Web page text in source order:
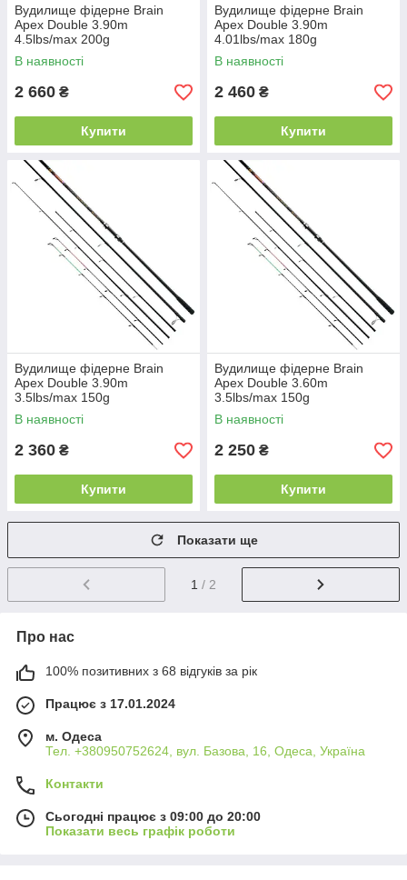
Вудилище фідерне Brain
Apex Double 3.90m
4.5lbs/max 200g
В наявності
2 660 ₴
Купити
Вудилище фідерне Brain
Apex Double 3.90m
4.01lbs/max 180g
В наявності
2 460 ₴
Купити
Вудилище фідерне Brain
Apex Double 3.90m
3.5lbs/max 150g
В наявності
2 360 ₴
Купити
Вудилище фідерне Brain
Apex Double 3.60m
3.5lbs/max 150g
В наявності
2 250 ₴
Купити
Показати ще
1 / 2
Про нас
100% позитивних з 68 відгуків за рік
Працює з 17.01.2024
м. Одеса
Тел. +380950752624, вул. Базова, 16, Одеса, Україна
Контакти
Сьогодні працює з 09:00 до 20:00
Показати весь графік роботи